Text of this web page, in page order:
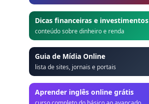
Dicas financeiras e investimentos
conteúdo sobre dinheiro e renda
Guia de Mídia Online
lista de sites, jornais e portais
Aprender inglês online grátis